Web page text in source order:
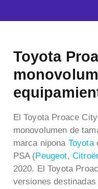
Toyota
El Toyota Proace
monovolumen de
marca nipona Toyota
PSA (Peugeot,
2020. El Toyota
versiones